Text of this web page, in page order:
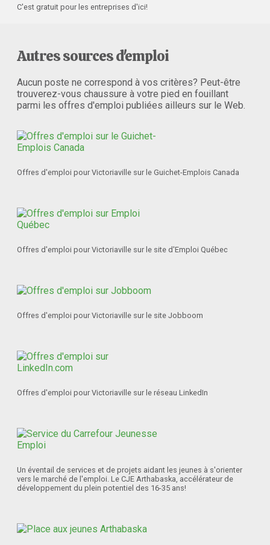
C'est gratuit pour les entreprises d'ici!
Autres sources d'emploi
Aucun poste ne correspond à vos critères? Peut-être
trouverez-vous chaussure à votre pied en fouillant
parmi les offres d'emploi publiées ailleurs sur le Web.
Offres d'emploi pour Victoriaville sur le Guichet-Emplois Canada
Offres d'emploi pour Victoriaville sur le site d'Emploi Québec
Offres d'emploi pour Victoriaville sur le site Jobboom
Offres d'emploi pour Victoriaville sur le réseau LinkedIn
Un éventail de services et de projets aidant les jeunes à s'orienter
vers le marché de l'emploi. Le CJE Arthabaska, accélérateur de
développement du plein potentiel des 16-35 ans!